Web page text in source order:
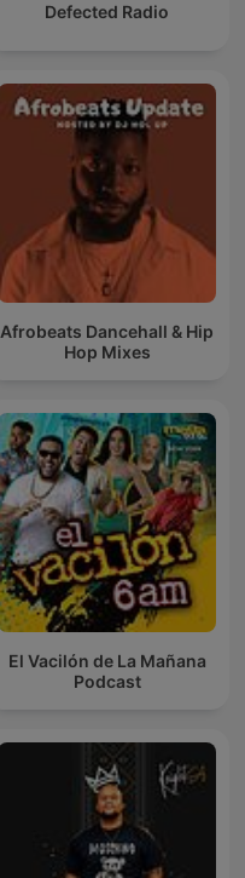
Defected Radio
Afrobeats Dancehall & Hip
Hop Mixes
El Vacilón de La Mañana
Podcast